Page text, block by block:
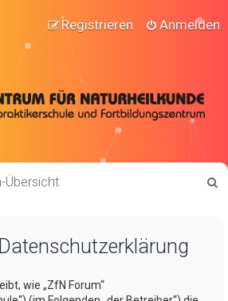
Anmelden
Registrieren
Übersicht
wie „ZfN Forum“